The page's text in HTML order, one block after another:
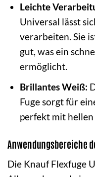
Leichte
Universal lässt
verarbeiten. Sie
gut, was ein
ermöglicht.
Brillantes Weiß:
Fuge sorgt für
perfekt mit hellen
Anwendungsbereiche
Die Knauf Flexfuge